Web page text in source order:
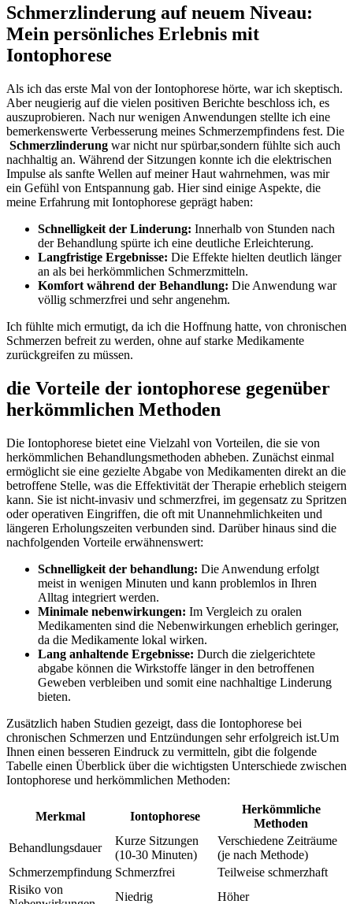
Schmerzlinderung auf neuem Niveau:
Mein persönliches Erlebnis‌ mit
Iontophorese
Als ich das erste Mal von der Iontophorese hörte, war ich skeptisch.
Aber neugierig​ auf die vielen positiven ‌Berichte⁢ beschloss‌ ich,​ es
auszuprobieren. ⁤Nach nur ‌wenigen Anwendungen stellte ‌ich eine
bemerkenswerte⁣ Verbesserung meines Schmerzempfindens fest. Die
Schmerzlinderung war nicht nur ⁣spürbar,sondern fühlte sich auch
nachhaltig an. Während der Sitzungen‌ konnte ich die‍ elektrischen
Impulse als sanfte Wellen auf‍ meiner Haut wahrnehmen, was mir
⁢ein Gefühl von Entspannung gab.‌ Hier sind einige Aspekte, die
meine Erfahrung mit Iontophorese geprägt haben:
Schnelligkeit der Linderung: Innerhalb von Stunden nach
der ​Behandlung spürte ich eine deutliche Erleichterung.
Langfristige⁤ Ergebnisse: Die Effekte hielten deutlich länger
an als bei herkömmlichen Schmerzmitteln.
Komfort während der Behandlung: Die Anwendung war
völlig schmerzfrei und sehr angenehm.
Ich fühlte mich ermutigt, ⁢da ich die Hoffnung hatte, von chronischen
Schmerzen befreit zu werden, ohne auf starke Medikamente
zurückgreifen zu müssen.
die⁢ Vorteile der ‌iontophorese gegenüber
herkömmlichen Methoden
Die Iontophorese bietet eine Vielzahl ​von‌ Vorteilen, die sie⁤ von
herkömmlichen Behandlungsmethoden abheben. Zunächst einmal
ermöglicht sie eine gezielte Abgabe ⁣von Medikamenten direkt an die
betroffene Stelle, was die‌ Effektivität der Therapie erheblich steigern
kann. Sie ist nicht-invasiv und schmerzfrei, im gegensatz zu Spritzen
oder operativen Eingriffen, die oft mit Unannehmlichkeiten und ​
längeren ‌Erholungszeiten verbunden sind. Darüber hinaus sind die
nachfolgenden Vorteile‌ erwähnenswert:
Schnelligkeit der behandlung: Die Anwendung⁣ erfolgt
meist in wenigen Minuten und kann problemlos in Ihren
Alltag integriert werden.
Minimale nebenwirkungen: Im Vergleich zu oralen
Medikamenten sind die Nebenwirkungen⁢ erheblich geringer,
da die Medikamente lokal wirken.
Lang anhaltende Ergebnisse: Durch die zielgerichtete
abgabe können die Wirkstoffe länger in den betroffenen
Geweben verbleiben​ und somit eine nachhaltige Linderung⁤
bieten.
Zusätzlich haben Studien gezeigt, dass die Iontophorese bei
chronischen Schmerzen und Entzündungen sehr erfolgreich ist.Um
Ihnen einen besseren Eindruck zu vermitteln, ​gibt die folgende
Tabelle einen Überblick⁣ über die wichtigsten Unterschiede zwischen
Iontophorese und herkömmlichen Methoden:
Merkmal Iontophorese
Herkömmliche
Methoden
Behandlungsdauer
Kurze Sitzungen
(10-30 Minuten)
Verschiedene Zeiträume
(je nach Methode)
Schmerzempfindung Schmerzfrei
Teilweise schmerzhaft
Risiko von
Niedrig Höher